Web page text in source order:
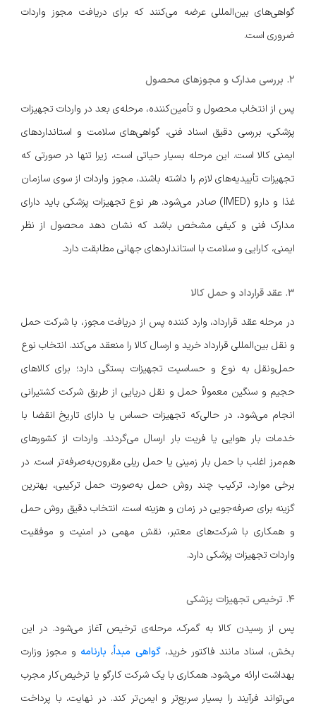
گواهی‌های بین‌المللی عرضه می‌کنند که برای دریافت مجوز واردات
ضروری است.
۲. بررسی مدارک و مجوزهای محصول
پس از انتخاب محصول و تأمین‌کننده، مرحله‌ی بعد در واردات تجهیزات
پزشکی، بررسی دقیق اسناد فنی، گواهی‌های سلامت و استانداردهای
ایمنی کالا است. این مرحله بسیار حیاتی است، زیرا تنها در صورتی که
تجهیزات تأییدیه‌های لازم را داشته باشند، مجوز واردات از سوی سازمان
غذا و دارو (IMED) صادر می‌شود. هر نوع تجهیزات پزشکی باید دارای
مدارک فنی و کیفی مشخص باشد که نشان دهد محصول از نظر
ایمنی، کارایی و سلامت با استانداردهای جهانی مطابقت دارد.
۳. عقد قرارداد و حمل کالا
در مرحله عقد قرارداد، وارد کننده پس از دریافت مجوز، با شرکت حمل
و نقل بین‌المللی قرارداد خرید و ارسال کالا را منعقد می‌کند. انتخاب نوع
حمل‌ونقل به نوع و حساسیت تجهیزات بستگی دارد؛ برای کالاهای
حجیم و سنگین معمولاً حمل و نقل دریایی از طریق شرکت کشتیرانی
انجام می‌شود، در حالی‌که تجهیزات حساس یا دارای تاریخ انقضا با
خدمات بار هوایی یا فریت بار ارسال می‌گردند. واردات از کشورهای
هم‌مرز اغلب با حمل بار زمینی یا حمل ریلی مقرون‌به‌صرفه‌تر است. در
برخی موارد، ترکیب چند روش حمل به‌صورت حمل ترکیبی، بهترین
گزینه برای صرفه‌جویی در زمان و هزینه است. انتخاب دقیق روش حمل
و همکاری با شرکت‌های معتبر، نقش مهمی در امنیت و موفقیت
واردات تجهیزات پزشکی دارد.
۴. ترخیص تجهیزات پزشکی
پس از رسیدن کالا به گمرک، مرحله‌ی ترخیص آغاز می‌شود. در این
بخش، اسناد مانند فاکتور خرید،گواهی مبدأ، بارنامه و مجوز وزارت
بهداشت ارائه می‌شود. همکاری با یک شرکت کارگو یا ترخیص‌کار مجرب
می‌تواند فرآیند را بسیار سریع‌تر و ایمن‌تر کند. در نهایت، با پرداخت